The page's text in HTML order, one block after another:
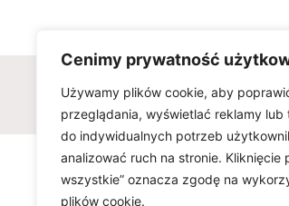
Cenimy prywatność
Używamy plików cookie, aby
przeglądania, wyświetlać reklamy lub
do indywidualnych potrzeb
analizować ruch na stronie. Kliknięcie
wszystkie” oznacza zgodę na
plików cookie.
Wszelkie